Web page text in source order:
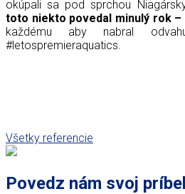
okúpali sa pod sprchou
toto niekto povedal minulý rok –
každému aby nabral
#letospremieraquatics.
Všetky referencie
Povedz nám svoj